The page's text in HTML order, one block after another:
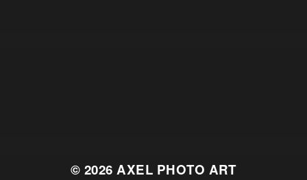
© 2026AXEL PHOTO ART